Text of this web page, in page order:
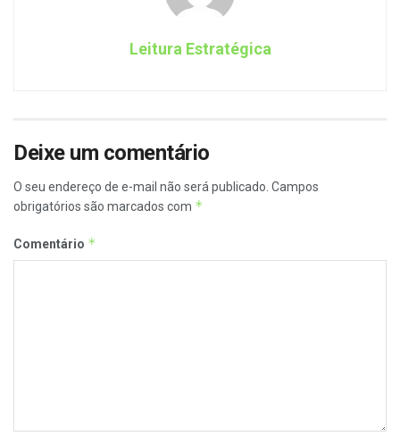
Leitura Estratégica
Deixe um comentário
O seu endereço de e-mail não será publicado. Campos
obrigatórios são marcados com *
Comentário *